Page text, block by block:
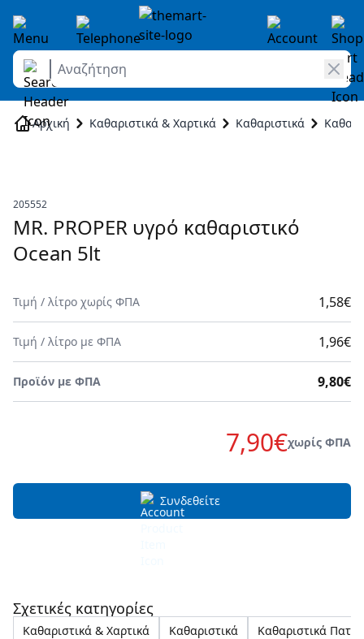
Skip to Content
Αναζήτηση
Αρχική Καθαριστικά & Χαρτικά Καθαριστικά
205552
MR. PROPER υγρό καθαριστικό
Ocean 5lt
7,90€χωρίς ΦΠΑ
Τιμή / λίτρο χωρίς ΦΠΑ 1,58€
Τιμή / λίτρο με ΦΠΑ 1,96€
Προϊόν με ΦΠΑ 9,80€
Συνδεθείτε
Σχετικές κατηγορίες
Καθαριστικά & Χαρτικά Καθαριστικά Καθαριστικά